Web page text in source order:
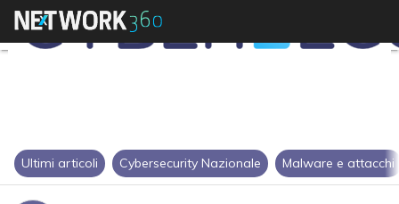
Ultimi articoli Cybersecurity Nazionale Malware e attacchi